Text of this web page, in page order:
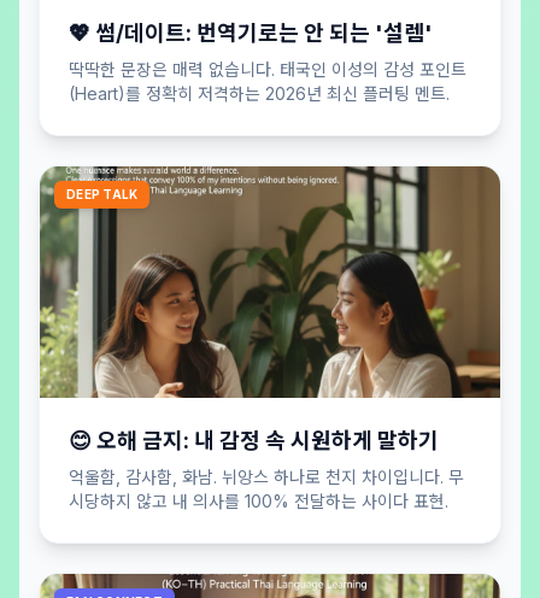
💖 썸/데이트: 번역기로는 안 되는 '설렘'
딱딱한 문장은 매력 없습니다. 태국인 이성의 감성 포인트
(Heart)를 정확히 저격하는 2026년 최신 플러팅 멘트.
DEEP TALK
😊 오해 금지: 내 감정 속 시원하게 말하기
억울함, 감사함, 화남. 뉘앙스 하나로 천지 차이입니다. 무
시당하지 않고 내 의사를 100% 전달하는 사이다 표현.